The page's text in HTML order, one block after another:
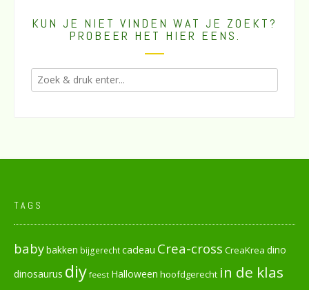
KUN JE NIET VINDEN WAT JE ZOEKT?
PROBEER HET HIER EENS.
TAGS
baby bakken bijgerechtcadeau Crea-cross CreaKrea dino
dinosaurus diy feest Halloween hoofdgerecht in de klas